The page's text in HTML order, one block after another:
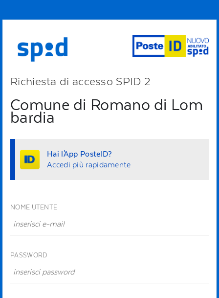
Richiesta di accesso SPID 2
Comune di Romano di Lom
bardia
Hai l'App PosteID?
Accedi più rapidamente
NOME UTENTE
PASSWORD